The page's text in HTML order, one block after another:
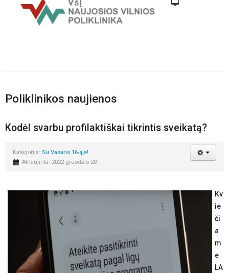
Poliklinikos naujienos
Kodėl svarbu profilaktiškai tikrintis sveikatą?
Kategorija: Su Vasario 16-ąja!
Atnaujinta: 2022 gruodžio 20
Kv
ie
či
a
m
e
LA